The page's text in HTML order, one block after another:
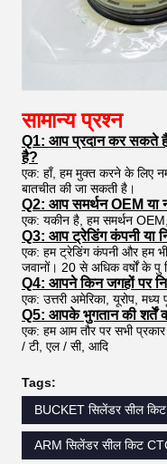
सामान्य प्रश्न
Q1: आप प्रदान कर सकते हैं
है?
एक: हाँ, हम मुक्त करने के लिए
बातचीत की जा सकती है।
Q2: आप समर्थन OEM या
एक: यकीन है, हम समर्थन
Q3: आप ट्रेडिंग कंपनी या
एक: हम ट्रेडिंग कंपनी और हम
जवानों। 20 से अधिक वर्षों के पु
Q4: आपने किन जगहों पर
एक: उत्तरी अमेरिका, यूरोप, मध्य
Q5: आपके भुगतान की शर्तें
एक: हम आम तौर पर सभी
/ टी, एल / सी, आदि
Tags:
BUCKET सिलेंडर सील
ARM सिलेंडर सील किट